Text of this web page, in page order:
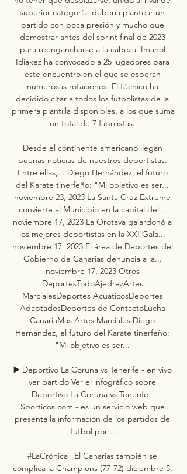
superior categoría, debería plantear un
partido con poca presión y mucho que
demostrar antes del sprint final de 2023
para reengancharse a la cabeza. Imanol
Idiakez ha convocado a 25 jugadores para
este encuentro en el que se esperan
numerosas rotaciones. El técnico ha
decidido citar a todos los futbolistas de la
primera plantilla disponibles, a los que suma
un total de 7 fabrilistas.
Desde el continente americano llegan
buenas noticias de nuestros deportistas.
Entre ellas,... Diego Hernández, el futuro
del Karate tinerfeño: "Mi objetivo es ser...
noviembre 23, 2023 La Santa Cruz Extreme
convierte al Municipio en la capital del...
noviembre 17, 2023 La Orotava galardonó a
los mejores deportistas en la XXI Gala...
noviembre 17, 2023 El área de Deportes del
Gobierno de Canarias denuncia a la...
noviembre 17, 2023 Otros
DeportesTodoAjedrezArtes
MarcialesDeportes AcuáticosDeportes
AdaptadosDeportes de ContactoLucha
CanariaMás Artes Marciales Diego
Hernández, el futuro del Karate tinerfeño:
"Mi objetivo es ser...
▶️ Deportivo La Coruna vs Tenerife - en vivo
ver partido Ver el infográfico sobre
Deportivo La Coruna vs Tenerife -
Sporticos.com - es un servicio web que
presenta la información de los partidos de
futbol por ...
#LaCrónica | El Canarias también se
complica la Champions (77-72) diciembre 5,